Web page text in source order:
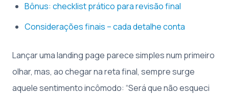
Bônus: checklist prático para revisão final
Considerações finais – cada detalhe conta
Lançar uma landing page parece simples num primeiro
olhar, mas, ao chegar na reta final, sempre surge
aquele sentimento incômodo: “Será que não esqueci